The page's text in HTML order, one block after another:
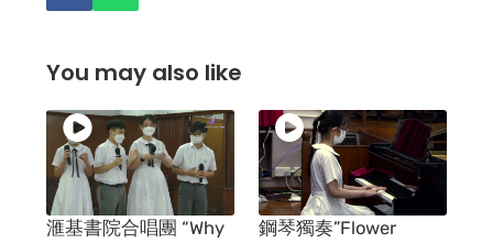
You may also like
滙基書院合唱團 “Why
鋼琴獨奏”Flower